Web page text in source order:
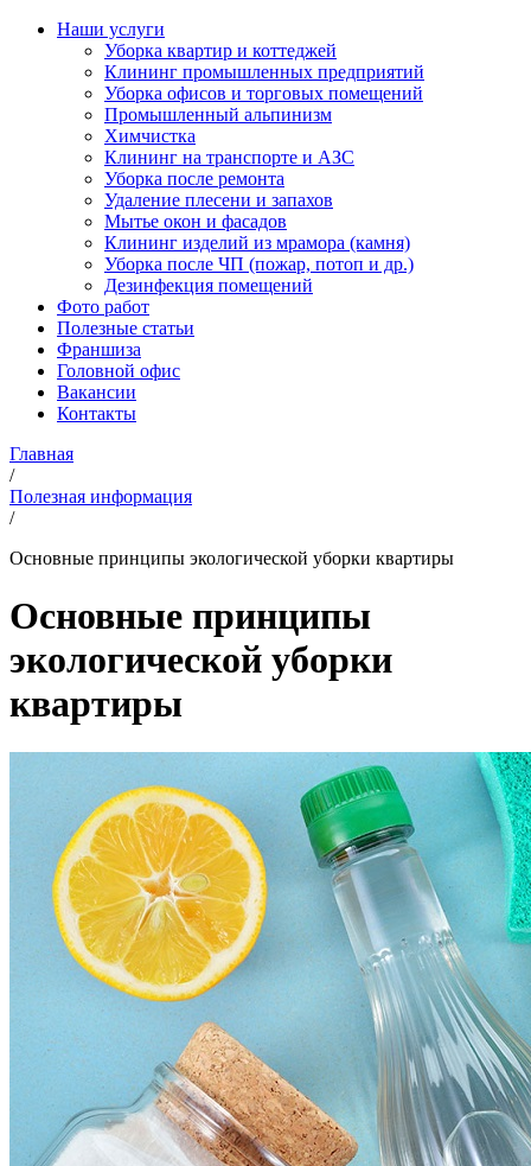
Наши услуги
Уборка квартир и коттеджей
Клининг промышленных предприятий
Уборка офисов и торговых помещений
Промышленный альпинизм
Химчистка
Клининг на транспорте и АЗС
Уборка после ремонта
Удаление плесени и запахов
Мытье окон и фасадов
Клининг изделий из мрамора (камня)
Уборка после ЧП (пожар, потоп и др.)
Дезинфекция помещений
Фото работ
Полезные статьи
Франшиза
Головной офис
Вакансии
Контакты
Главная
/
Полезная информация
/
Основные принципы экологической уборки квартиры
Основные принципы
экологической уборки
квартиры